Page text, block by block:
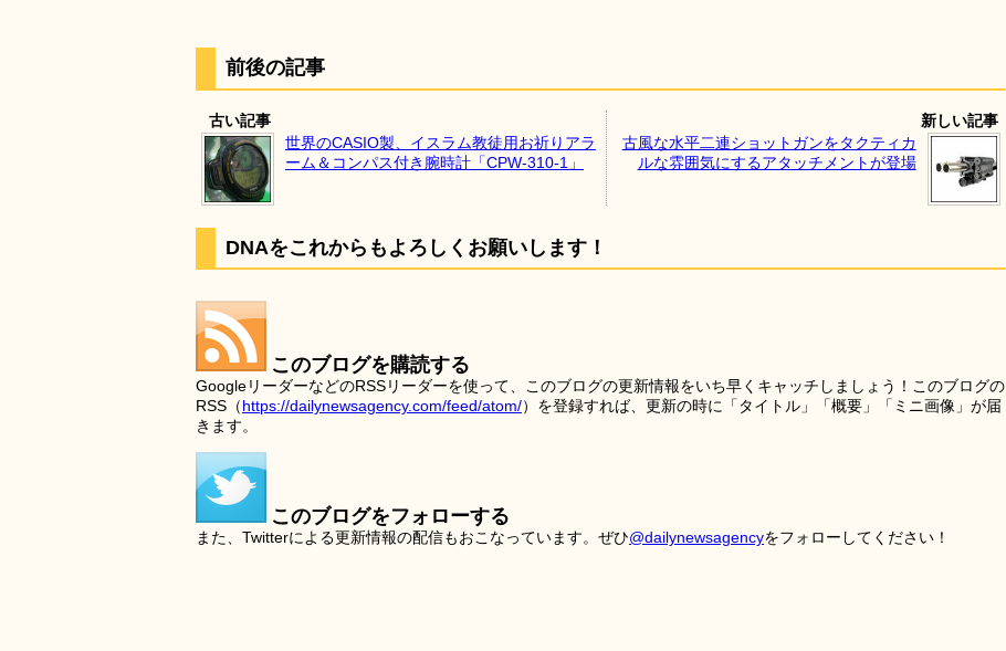
前後の記事
古い記事
世界のCASIO製、イスラム教徒用お祈りアラ
ーム＆コンパス付き腕時計「CPW-310-1」
新しい記事
古風な水平二連ショットガンをタクティカ
ルな雰囲気にするアタッチメントが登場
DNAをこれからもよろしくお願いします！
このブログを購読する
GoogleリーダーなどのRSSリーダーを使って、このブログの更新情報をいち早くキャッチしましょう！このブログの
RSS（https://dailynewsagency.com/feed/atom/）を登録すれば、更新の時に「タイトル」「概要」「ミニ画像」が届
きます。
このブログをフォローする
また、Twitterによる更新情報の配信もおこなっています。ぜひ@dailynewsagencyをフォローしてください！